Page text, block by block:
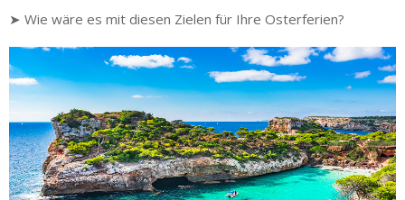
➤ Wie wäre es mit diesen Zielen für Ihre Osterferien?